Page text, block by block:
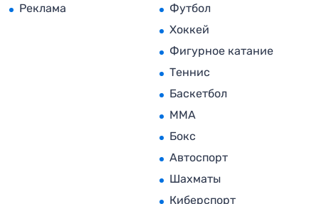
Реклама
Футбол
Хоккей
Фигурное катание
Теннис
Баскетбол
MMA
Бокс
Автоспорт
Шахматы
Киберспорт